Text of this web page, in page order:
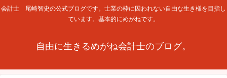
会計士 尾崎智史の公式ブログです。士業の枠に囚われない自由な生き様を目指し
ています。基本的にめがねです。
自由に生きるめがね会計士のブログ。